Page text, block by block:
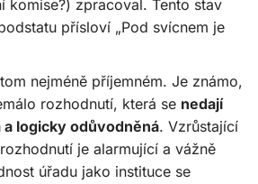
komise?) zpracoval. Tento stav
přísloví „Pod svícnem je
nejméně příjemném. Je známo,
rozhodnutí, která se nedají
logicky odůvodněná. Vzrůstající
je alarmující a vážně
úřadu jako instituce se